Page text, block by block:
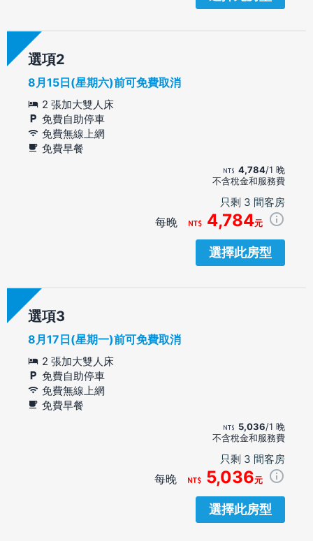
選項
8月15日(星期六)前可免費取消
2 張加大雙人床
免費自助停車
免費無線上網
免費早餐
4,784/1 晚
不含稅金和服務費
只剩 3 間客房
每晚 4,784元
選擇此房型
選項
8月17日(星期一)前可免費取消
2 張加大雙人床
免費自助停車
免費無線上網
免費早餐
5,036/1 晚
不含稅金和服務費
只剩 3 間客房
每晚 5,036元
選擇此房型